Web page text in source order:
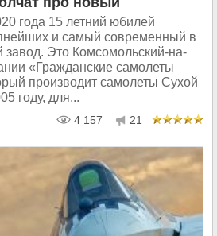
года 15 летний юбилей
и самый современный в
завод. Это Комсомольский-на-
«Гражданские самолеты
производит самолеты Сухой
году, для...
4 157 21